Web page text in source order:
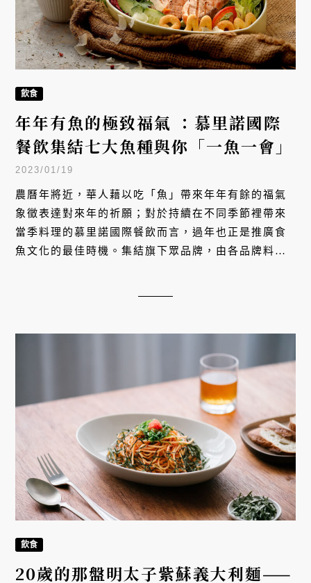
飲食
年年有魚的極致福氣 ：慕里諾國際
餐飲集結七大魚種與你「一魚一會」
2023/01/19
農曆年將近，華人藉以吃「魚」帶來年年有餘的福氣
象徵表達對來年的祈願；對於持續在不同季節裡帶來
當季料理的慕里諾國際餐飲而言，過年也正是推廣食
魚文化的最佳時機。集結旗下眾品牌，由各品牌料理
飲食
20歲的那盤明太子紫蘇義大利麵——